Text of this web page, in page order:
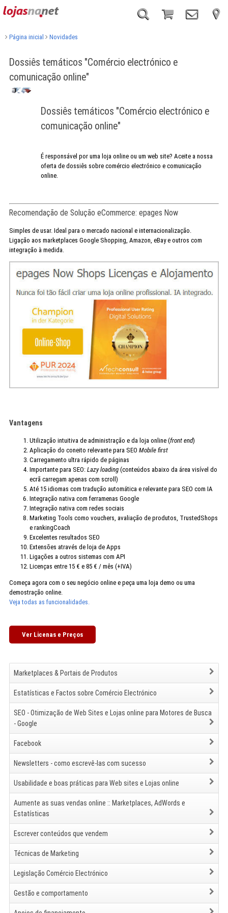
Página inicial Novidades
Dossiês temáticos "Comércio electrónico e
comunicação online"
Dossiês temáticos "Comércio electrónico e
comunicação online"
É responsável por uma loja online ou um web site? Aceite a nossa
oferta de dossiês sobre comércio electrónico e comunicação
online.
Recomendação de Solução eCommerce: epages Now
Simples de usar. Ideal para o mercado nacional e internacionalização.
Ligação aos marketplaces Google Shopping, Amazon, eBay e outros com
integração à medida.
Vantagens
Utilização intuitiva de administração e da loja online (front end)
Aplicação do coneito relevante para SEO Mobile first
Carregamento ultra rápido de páginas
Importante para SEO: Lazy loading(conteúdos abaixo da área visível do
ecrã carregam apenas com scroll)
Até 15 idiomas com tradução automática e relevante para SEO com IA
Integração nativa com ferramenas Google
Integração nativa com redes sociais
Marketing Tools como vouchers, avaliação de produtos, TrustedShops
e rankingCoach
Excelentes resultados SEO
Extensões através de loja de Apps
Ligações a outros sistemas com API
Licenças entre 15 € e 85 € / mês (+IVA)
Começa agora com o seu negócio online e peça uma loja demo ou uma
demostração online.
Veja todas as funcionalidades.
Ver Licenas e Preços
Marketplaces & Portais de Produtos
Estatísticas e Factos sobre Comércio Electrónico
SEO - Otimização de Web Sites e Lojas online para Motores de Busca
- Google
Facebook
Newsletters - como escrevê-las com sucesso
Usabilidade e boas práticas para Web sites e Lojas online
Aumente as suas vendas online :: Marketplaces, AdWords e
Estatísticas
Escrever conteúdos que vendem
Técnicas de Marketing
Legislação Comércio Electrónico
Gestão e comportamento